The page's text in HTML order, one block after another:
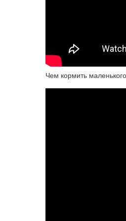
Чем кормить